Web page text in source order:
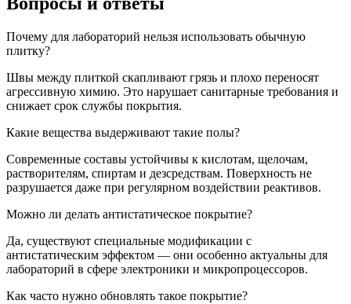
Почему для лабораторий нельзя использовать обычную
плитку?
Швы между плиткой скапливают грязь и плохо переносят
агрессивную химию. Это нарушает санитарные требования и
снижает срок службы покрытия.
Какие вещества выдерживают такие полы?
Современные составы устойчивы к кислотам, щелочам,
растворителям, спиртам и дезсредствам. Поверхность не
разрушается даже при регулярном воздействии реактивов.
Можно ли делать антистатическое покрытие?
Да, существуют специальные модификации с
антистатическим эффектом — они особенно актуальны для
лабораторий в сфере электроники и микропроцессоров.
Как часто нужно обновлять такое покрытие?